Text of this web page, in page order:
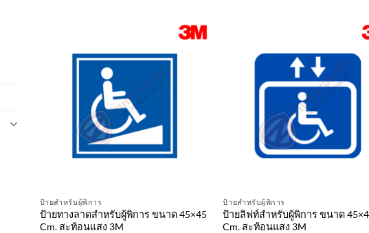
ป้ายสำหรับผู้พิการ
ป้ายทางลาดสำหรับผู้พิการ ขนาด 45×45
Cm. สะท้อนแสง 3M
ป้ายสำหรับผู้พิการ
ป้ายลิฟท์สำหรับผู้พิการ ขนาด
Cm. สะท้อนแสง 3M